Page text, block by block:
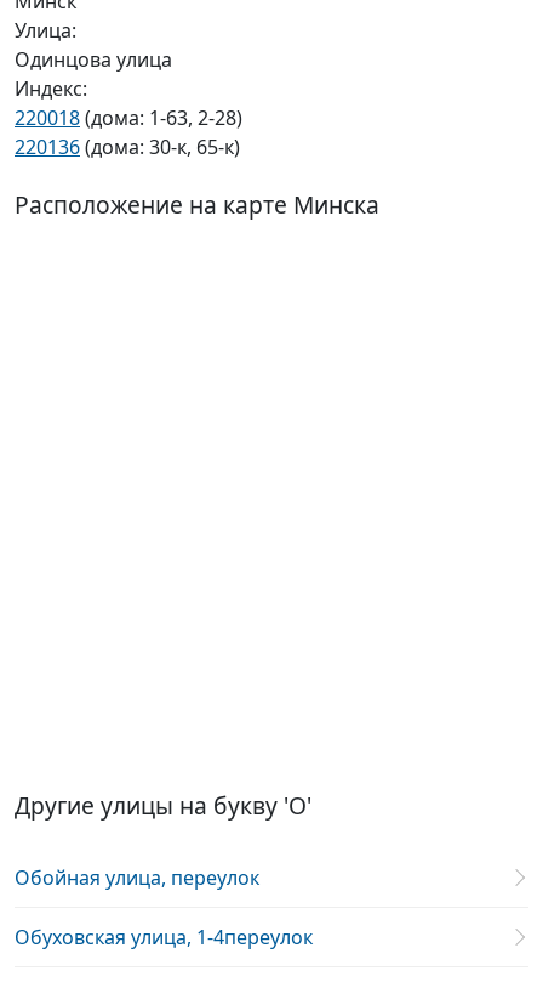
Улица:
Одинцова улица
Индекс:
220018(дома: 1-63, 2-28)
220136(дома: 30-к, 65-к)
Расположение на карте Минска
Другие улицы на букву 'О'
Обойная улица, переулок
Обуховская улица, 1-4переулок